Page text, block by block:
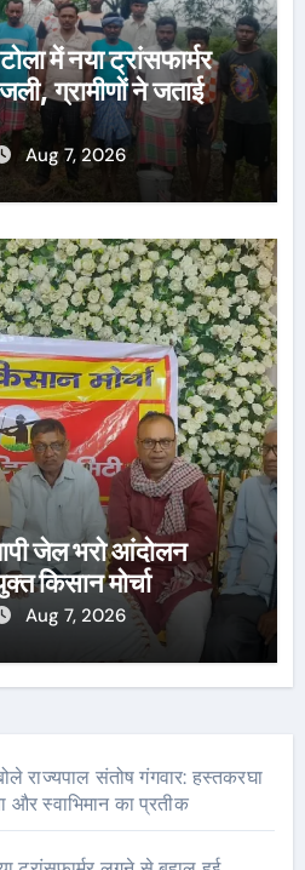
में नया ट्रांसफार्मर
ग्रामीणों ने जताई
Aug 7, 2026
जेल भरो आंदोलन
किसान मोर्चा
Aug 7, 2026
राज्यपाल संतोष गंगवार: हस्तकरघा
और स्वाभिमान का प्रतीक